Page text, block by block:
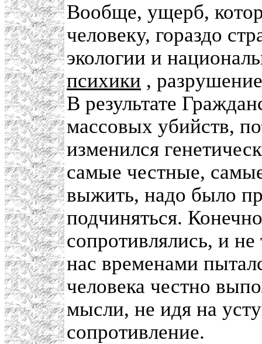
Вообще, ущерб,
человеку, гораздо
экологии и
психики ,
В результате
массовых убийств,
изменился
самые честные,
выжить, надо было
подчиняться.
сопротивлялись, и
нас временами
человека честно
мысли, не идя на
сопротивление.